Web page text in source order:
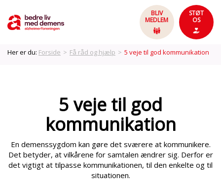
BLIV
MEDLEM
STØT
OS
Her er du: Forside > Få råd og hjælp > 5 veje til god kommunikation
5 veje til god
kommunikation
En demenssygdom kan gøre det sværere at kommunikere.
Det betyder, at vilkårene for samtalen ændrer sig. Derfor er
det vigtigt at tilpasse kommunikationen, til den enkelte og til
situationen.